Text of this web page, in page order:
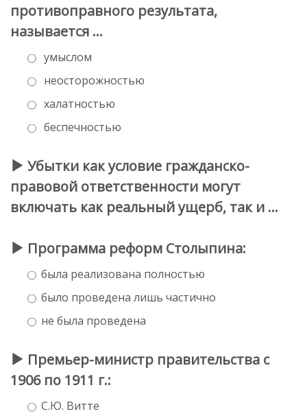
противоправного результата,
называется …
умыслом
неосторожностью
халатностью
беспечностью
Убытки как условие гражданско-
правовой ответственности могут
включать как реальный ущерб, так и …
Программа реформ Столыпина:
была реализована полностью
было проведена лишь частично
не была проведена
Премьер-министр правительства с
1906 по 1911 г.:
С.Ю. Витте